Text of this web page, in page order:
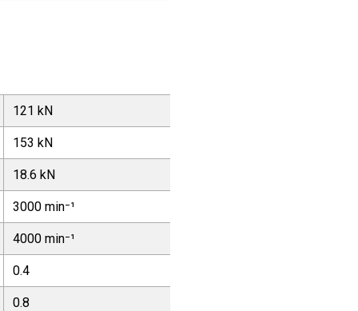
121 kN
153 kN
18.6 kN
3000 min⁻¹
4000 min⁻¹
0.4
0.8